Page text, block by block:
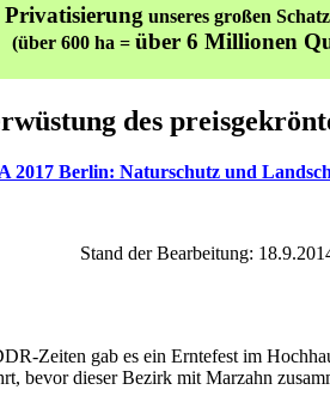
Privatisierung unseres großen
(über 600 ha = über 6 Millionen
des
2017 Berlin: Naturschutz und
Stand der Bearbeitung:
Zeiten gab es ein Erntefest im
bevor dieser Bezirk mit Marzahn